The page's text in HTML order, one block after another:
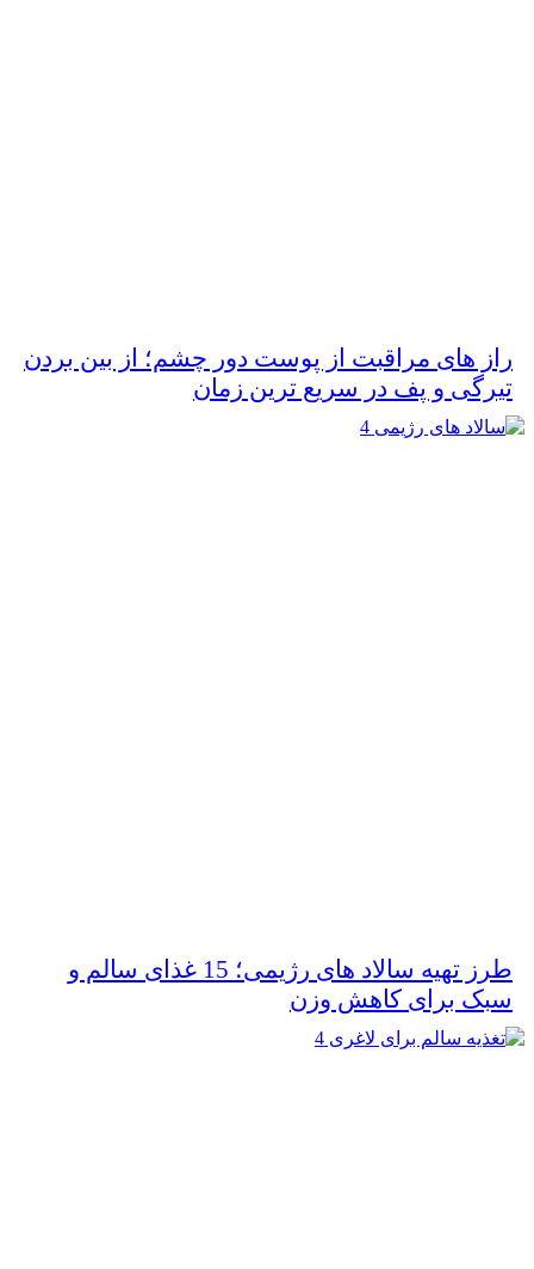
راز های مراقبت از پوست دور چشم؛ از بین بردن
تیرگی و پف در سریع‌ ترین زمان
طرز تهیه سالاد های رژیمی؛ 15 غذای سالم و
سبک برای کاهش وزن